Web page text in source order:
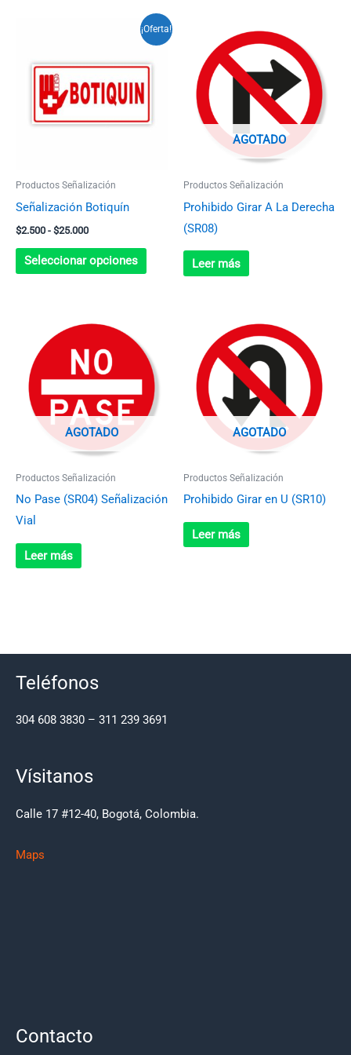
¡Oferta!
Productos Señalización
Señalización Botiquín
$2.500 - $25.000
desde
hasta
$25.000
Seleccionar opciones
Este
producto
tiene
AGOTADO
Productos Señalización
Prohibido Girar A La Derecha
(SR08)
Leer más
AGOTADO
Productos Señalización
No Pase (SR04) Señalización
Vial
Leer más
AGOTADO
Productos Señalización
Prohibido Girar en U (SR10)
Leer más
Teléfonos
304 608 3830 – 311 239 3691
Vísitanos
Calle 17 #12-40, Bogotá, Colombia.
Maps
Contacto